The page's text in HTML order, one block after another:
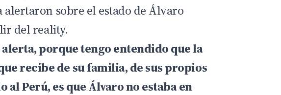
sobre el estado de Álvaro
del reality.
alerta, porque tengo entendido que la
recibe de su familia, de sus propios
al Perú, es que Álvaro no estaba en